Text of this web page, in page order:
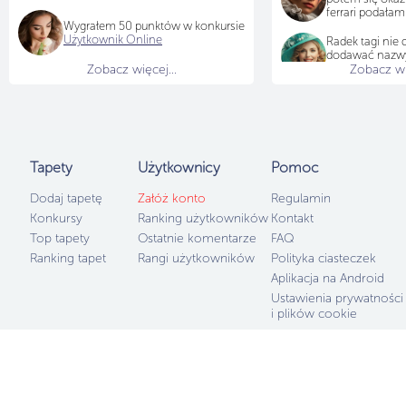
Wygrałem 50 punktów w konkursie
Użytkownik Online
Zobacz więcej...
ferrari podałam
Radek tagi nie
dodawać
bo po świecie
Zobacz
Tapety
Dodaj tapetę
Konkursy
Top tapety
Ranking tapet
Użytkownicy
Załóż konto
Ranking użytkowników
Ostatnie komentarze
Rangi użytkowników
Pomoc
Regulamin
Kontakt
FAQ
Polityka ciasteczek
Aplikacja na Android
Ustawienia prywatności
i plików cookie